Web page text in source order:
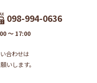
098-994-0636
～ 17:00
合わせは
いします。​